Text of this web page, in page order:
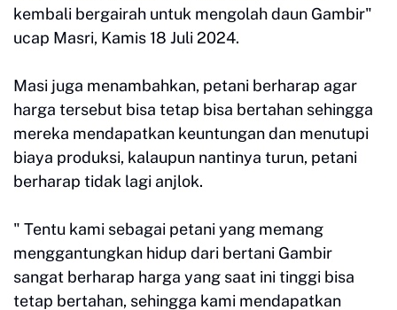
kembali bergairah untuk mengolah daun Gambir"
ucap Masri, Kamis 18 Juli 2024.
Masi juga menambahkan, petani berharap agar
harga tersebut bisa tetap bisa bertahan sehingga
mereka mendapatkan keuntungan dan menutupi
biaya produksi, kalaupun nantinya turun, petani
berharap tidak lagi anjlok.
" Tentu kami sebagai petani yang memang
menggantungkan hidup dari bertani Gambir
sangat berharap harga yang saat ini tinggi bisa
tetap bertahan, sehingga kami mendapatkan